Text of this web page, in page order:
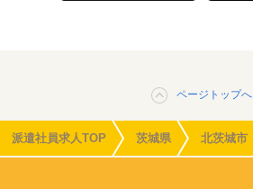
ページトップへ
派遣社員求人TOP 茨城県 北茨城市